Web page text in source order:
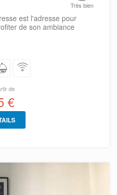
Très bien
est l'adresse pour
de son ambiance
de
€